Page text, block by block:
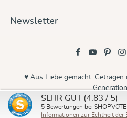
Newsletter
© 2026
♥ Aus Liebe gemacht.
SEHR GUT (4.83 / 5)
5 Bewertungen bei SHOPVOTE
Informationen zur Echtheit der